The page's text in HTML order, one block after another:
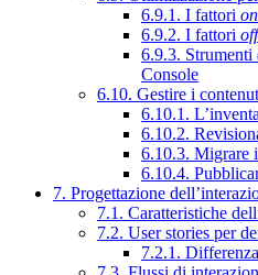
6.9.1. I fattori
6.9.2. I fattori
6.9.3. Strumenti
Console
6.10. Gestire i
6.10.1.
6.10.2.
6.10.3. Migrare
6.10.4.
7. Progettazione
7.1. Caratteristiche
7.2. User stories per
7.2.1.